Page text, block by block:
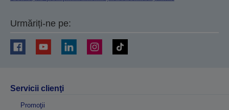
Urmăriți-ne pe:
Servicii clienţi
Promoţii